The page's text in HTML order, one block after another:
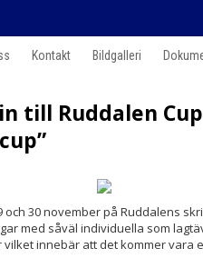
Kontakt Bildgalleri
till Ruddalen
30 november på Ruddalens
med såväl individuella som
vilket innebär att det kommer vara